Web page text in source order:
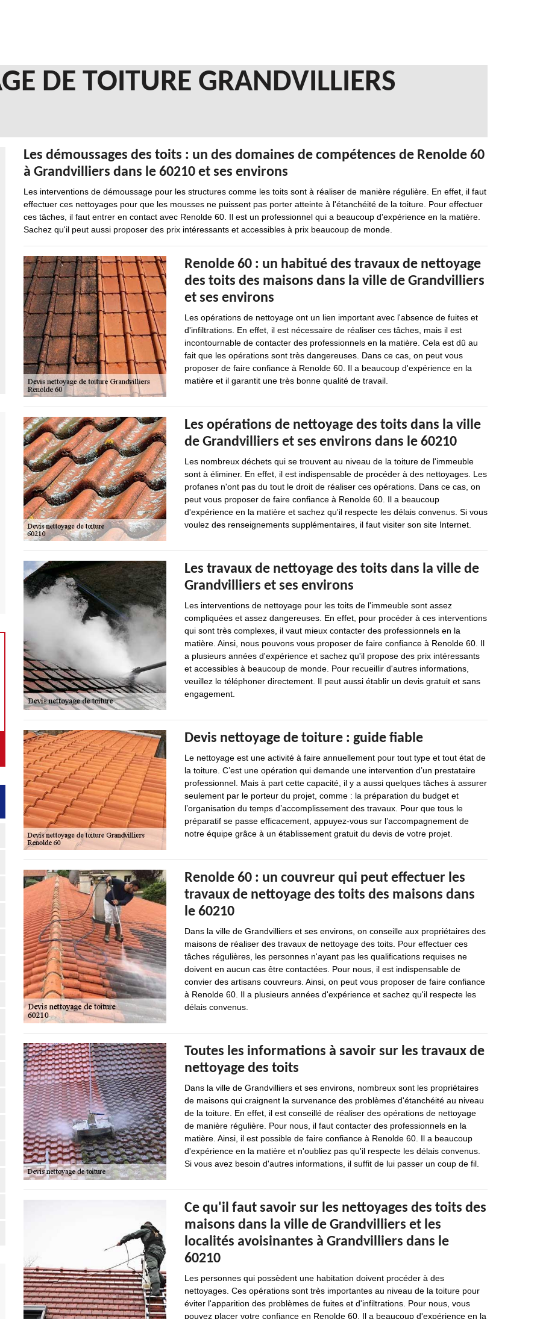
DE TOITURE GRANDVILLIERS
Les démoussages des toits : un des domaines de compétences de Renolde 60
à Grandvilliers dans le 60210 et ses environs
Les interventions de démoussage pour les structures comme les toits sont à réaliser de manière régulière. En effet, il faut
effectuer ces nettoyages pour que les mousses ne puissent pas porter atteinte à l'étanchéité de la toiture. Pour effectuer
ces tâches, il faut entrer en contact avec Renolde 60. Il est un professionnel qui a beaucoup d'expérience en la matière.
Sachez qu'il peut aussi proposer des prix intéressants et accessibles à prix beaucoup de monde.
Renolde 60 : un habitué des travaux de nettoyage
des toits des maisons dans la ville de Grandvilliers
et ses environs
Les opérations de nettoyage ont un lien important avec l'absence de fuites et
d'infiltrations. En effet, il est nécessaire de réaliser ces tâches, mais il est
incontournable de contacter des professionnels en la matière. Cela est dû au
fait que les opérations sont très dangereuses. Dans ce cas, on peut vous
proposer de faire confiance à Renolde 60. Il a beaucoup d'expérience en la
matière et il garantit une très bonne qualité de travail.
Les opérations de nettoyage des toits dans la ville
de Grandvilliers et ses environs dans le 60210
Les nombreux déchets qui se trouvent au niveau de la toiture de l'immeuble
sont à éliminer. En effet, il est indispensable de procéder à des nettoyages. Les
profanes n'ont pas du tout le droit de réaliser ces opérations. Dans ce cas, on
peut vous proposer de faire confiance à Renolde 60. Il a beaucoup
d'expérience en la matière et sachez qu'il respecte les délais convenus. Si vous
voulez des renseignements supplémentaires, il faut visiter son site Internet.
Les travaux de nettoyage des toits dans la ville de
Grandvilliers et ses environs
Les interventions de nettoyage pour les toits de l'immeuble sont assez
compliquées et assez dangereuses. En effet, pour procéder à ces interventions
qui sont très complexes, il vaut mieux contacter des professionnels en la
matière. Ainsi, nous pouvons vous proposer de faire confiance à Renolde 60. Il
a plusieurs années d'expérience et sachez qu'il propose des prix intéressants
et accessibles à beaucoup de monde. Pour recueillir d'autres informations,
veuillez le téléphoner directement. Il peut aussi établir un devis gratuit et sans
engagement.
Devis nettoyage de toiture : guide fiable
Le nettoyage est une activité à faire annuellement pour tout type et tout état de
la toiture. C’est une opération qui demande une intervention d’un prestataire
professionnel. Mais à part cette capacité, il y a aussi quelques tâches à assurer
seulement par le porteur du projet, comme : la préparation du budget et
l’organisation du temps d’accomplissement des travaux. Pour que tous le
préparatif se passe efficacement, appuyez-vous sur l’accompagnement de
notre équipe grâce à un établissement gratuit du devis de votre projet.
Renolde 60 : un couvreur qui peut effectuer les
travaux de nettoyage des toits des maisons dans
le 60210
Dans la ville de Grandvilliers et ses environs, on conseille aux propriétaires des
maisons de réaliser des travaux de nettoyage des toits. Pour effectuer ces
tâches régulières, les personnes n'ayant pas les qualifications requises ne
doivent en aucun cas être contactées. Pour nous, il est indispensable de
convier des artisans couvreurs. Ainsi, on peut vous proposer de faire confiance
à Renolde 60. Il a plusieurs années d'expérience et sachez qu'il respecte les
délais convenus.
Toutes les informations à savoir sur les travaux de
nettoyage des toits
Dans la ville de Grandvilliers et ses environs, nombreux sont les propriétaires
de maisons qui craignent la survenance des problèmes d'étanchéité au niveau
de la toiture. En effet, il est conseillé de réaliser des opérations de nettoyage
de manière régulière. Pour nous, il faut contacter des professionnels en la
matière. Ainsi, il est possible de faire confiance à Renolde 60. Il a beaucoup
d'expérience en la matière et n'oubliez pas qu'il respecte les délais convenus.
Si vous avez besoin d'autres informations, il suffit de lui passer un coup de fil.
Ce qu'il faut savoir sur les nettoyages des toits des
maisons dans la ville de Grandvilliers et les
localités avoisinantes à Grandvilliers dans le
60210
Les personnes qui possèdent une habitation doivent procéder à des
nettoyages. Ces opérations sont très importantes au niveau de la toiture pour
éviter l'apparition des problèmes de fuites et d'infiltrations. Pour nous, vous
pouvez placer votre confiance en Renolde 60. Il a beaucoup d'expérience en la